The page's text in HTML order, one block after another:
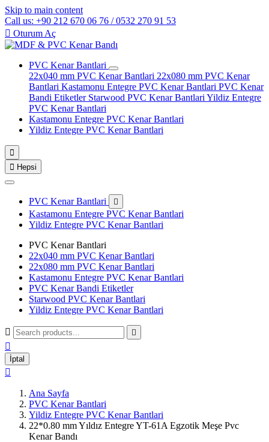
Skip to main content
Call us: +90 212 670 06 76 / 0532 270 91 53
 Oturum Aç
PVC Kenar Bantlari
22x040 mm PVC Kenar Bantlari 22x080 mm PVC Kenar
Bantlari Kastamonu Entegre PVC Kenar Bantlari PVC Kenar
Bandi Etiketler Starwood PVC Kenar Bantlari Yildiz Entegre
PVC Kenar Bantlari
Kastamonu Entegre PVC Kenar Bantlari
Yildiz Entegre PVC Kenar Bantlari

 Hepsi
PVC Kenar Bantlari 
Kastamonu Entegre PVC Kenar Bantlari
Yildiz Entegre PVC Kenar Bantlari
PVC Kenar Bantlari
22x040 mm PVC Kenar Bantlari
22x080 mm PVC Kenar Bantlari
Kastamonu Entegre PVC Kenar Bantlari
PVC Kenar Bandi Etiketler
Starwood PVC Kenar Bantlari
Yildiz Entegre PVC Kenar Bantlari
 

İptal

Ana Sayfa
PVC Kenar Bantlari
Yildiz Entegre PVC Kenar Bantlari
22*0.80 mm Yıldız Entegre YT-61A Egzotik Meşe Pvc
Kenar Bandı